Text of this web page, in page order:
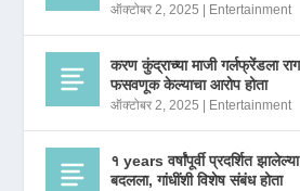
ऑक्टोबर 2, 2025 Entertainment
करण कुंद्राच्या माजी गर्लफ्रेंडला
फसवणूक केल्याचा आरोप होता
ऑक्टोबर 2, 2025 Entertainment
१ years वर्षांपूर्वी प्रदर्शित
बदलला, गांधींशी विशेष संबंध होता